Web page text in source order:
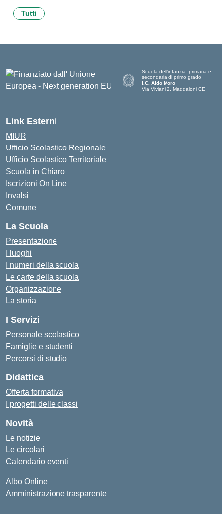
Tutti
Scuola dell’infanzia, primaria e
secondaria di primo grado
I.C. Aldo Moro
Via Viviani 2, Maddaloni CE
Link Esterni
MIUR
Ufficio Scolastico Regionale
Ufficio Scolastico Territoriale
Scuola in Chiaro
Iscrizioni On Line
Invalsi
Comune
La Scuola
Presentazione
I luoghi
I numeri della scuola
Le carte della scuola
Organizzazione
La storia
I Servizi
Personale scolastico
Famiglie e studenti
Percorsi di studio
Didattica
Offerta formativa
I progetti delle classi
Novità
Le notizie
Le circolari
Calendario eventi
Albo Online
Amministrazione trasparente